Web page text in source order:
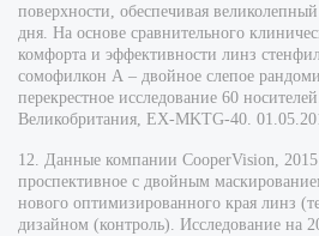
поверхности, обеспечивая
дня. На основе сравнительного
комфорта и эффективности линз
сомофилкон А – двойное слепое
перекрестное исследование 60
Великобритания, EX-MKTG-40.
12. Данные компании CooperVision,
проспективное с двойным
нового оптимизированного края линз
дизайном (контроль). Исследование на